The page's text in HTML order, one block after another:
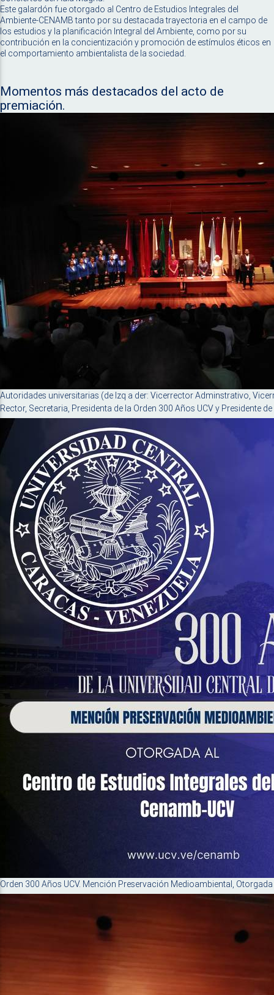
Este galardón fue otorgado al Centro de Estudios Integrales del
Ambiente-CENAMB tanto por su destacada trayectoria en el campo de
los estudios y la planificación Integral del Ambiente, como por su
contribución en la concientización y promoción de estímulos éticos en
el comportamiento ambientalista de la sociedad.
Momentos más destacados del acto de
premiación.
Autoridades universitarias (de Izq a der: Vicerrector Adminstrativo,
Rector, Secretaria, Presidenta de la Orden 300 Años UCV y Presidente de
Orden 300 Años UCV. Mención Preservación Medioambiental, Otorgada